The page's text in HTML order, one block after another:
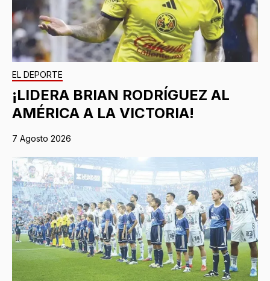
EL DEPORTE
¡LIDERA BRIAN RODRÍGUEZ AL
AMÉRICA A LA VICTORIA!
7 Agosto 2026